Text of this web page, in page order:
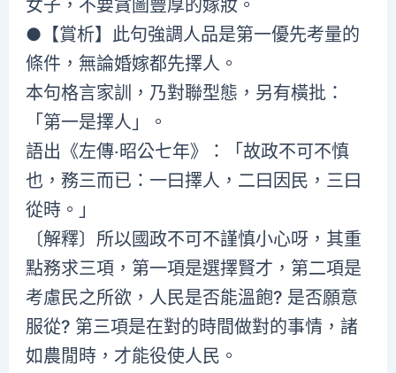
女子，不要貪圖豐厚的嫁妝。
●【賞析】此句強調人品是第一優先考量的
條件，無論婚嫁都先擇人。
本句格言家訓，乃對聯型態，另有橫批：
「第一是擇人」。
語出《左傳‧昭公七年》：「故政不可不慎
也，務三而已：一曰擇人，二曰因民，三曰
從時。」
〔解釋〕所以國政不可不謹慎小心呀，其重
點務求三項，第一項是選擇賢才，第二項是
考慮民之所欲，人民是否能溫飽? 是否願意
服從? 第三項是在對的時間做對的事情，諸
如農閒時，才能役使人民。